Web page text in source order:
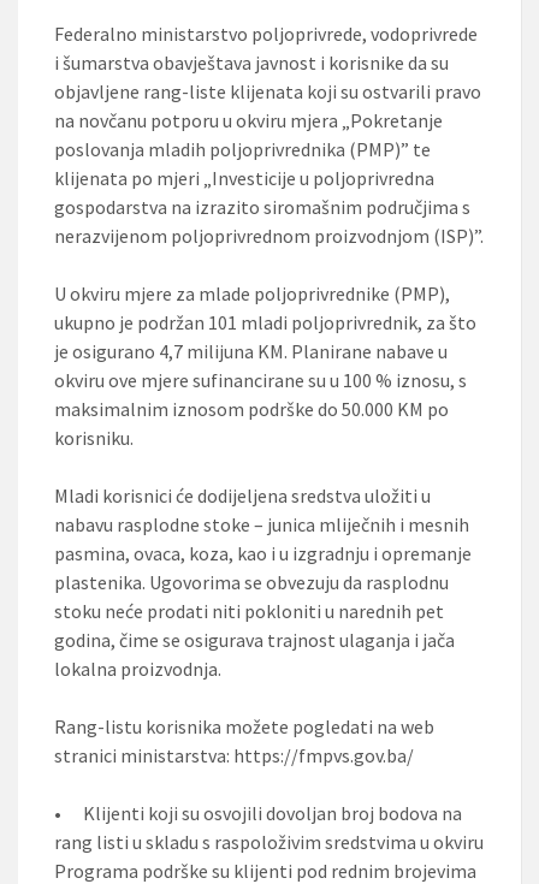
Federalno ministarstvo poljoprivrede, vodoprivrede
i šumarstva obavještava javnost i korisnike da su
objavljene rang-liste klijenata koji su ostvarili pravo
na novčanu potporu u okviru mjera „Pokretanje
poslovanja mladih poljoprivrednika (PMP)” te
klijenata po mjeri „Investicije u poljoprivredna
gospodarstva na izrazito siromašnim područjima s
nerazvijenom poljoprivrednom proizvodnjom (ISP)”.
U okviru mjere za mlade poljoprivrednike (PMP),
ukupno je podržan 101 mladi poljoprivrednik, za što
je osigurano 4,7 milijuna KM. Planirane nabave u
okviru ove mjere sufinancirane su u 100 % iznosu, s
maksimalnim iznosom podrške do 50.000 KM po
korisniku.
Mladi korisnici će dodijeljena sredstva uložiti u
nabavu rasplodne stoke – junica mliječnih i mesnih
pasmina, ovaca, koza, kao i u izgradnju i opremanje
plastenika. Ugovorima se obvezuju da rasplodnu
stoku neće prodati niti pokloniti u narednih pet
godina, čime se osigurava trajnost ulaganja i jača
lokalna proizvodnja.
Rang-listu korisnika možete pogledati na web
stranici ministarstva: https://fmpvs.gov.ba/
•
Klijenti koji su osvojili dovoljan broj bodova na
rang listi u skladu s raspoloživim sredstvima u okviru
Programa podrške su klijenti pod rednim brojevima